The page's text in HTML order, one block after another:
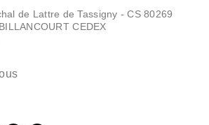
de Lattre de Tassigny - CS 80269
CEDEX